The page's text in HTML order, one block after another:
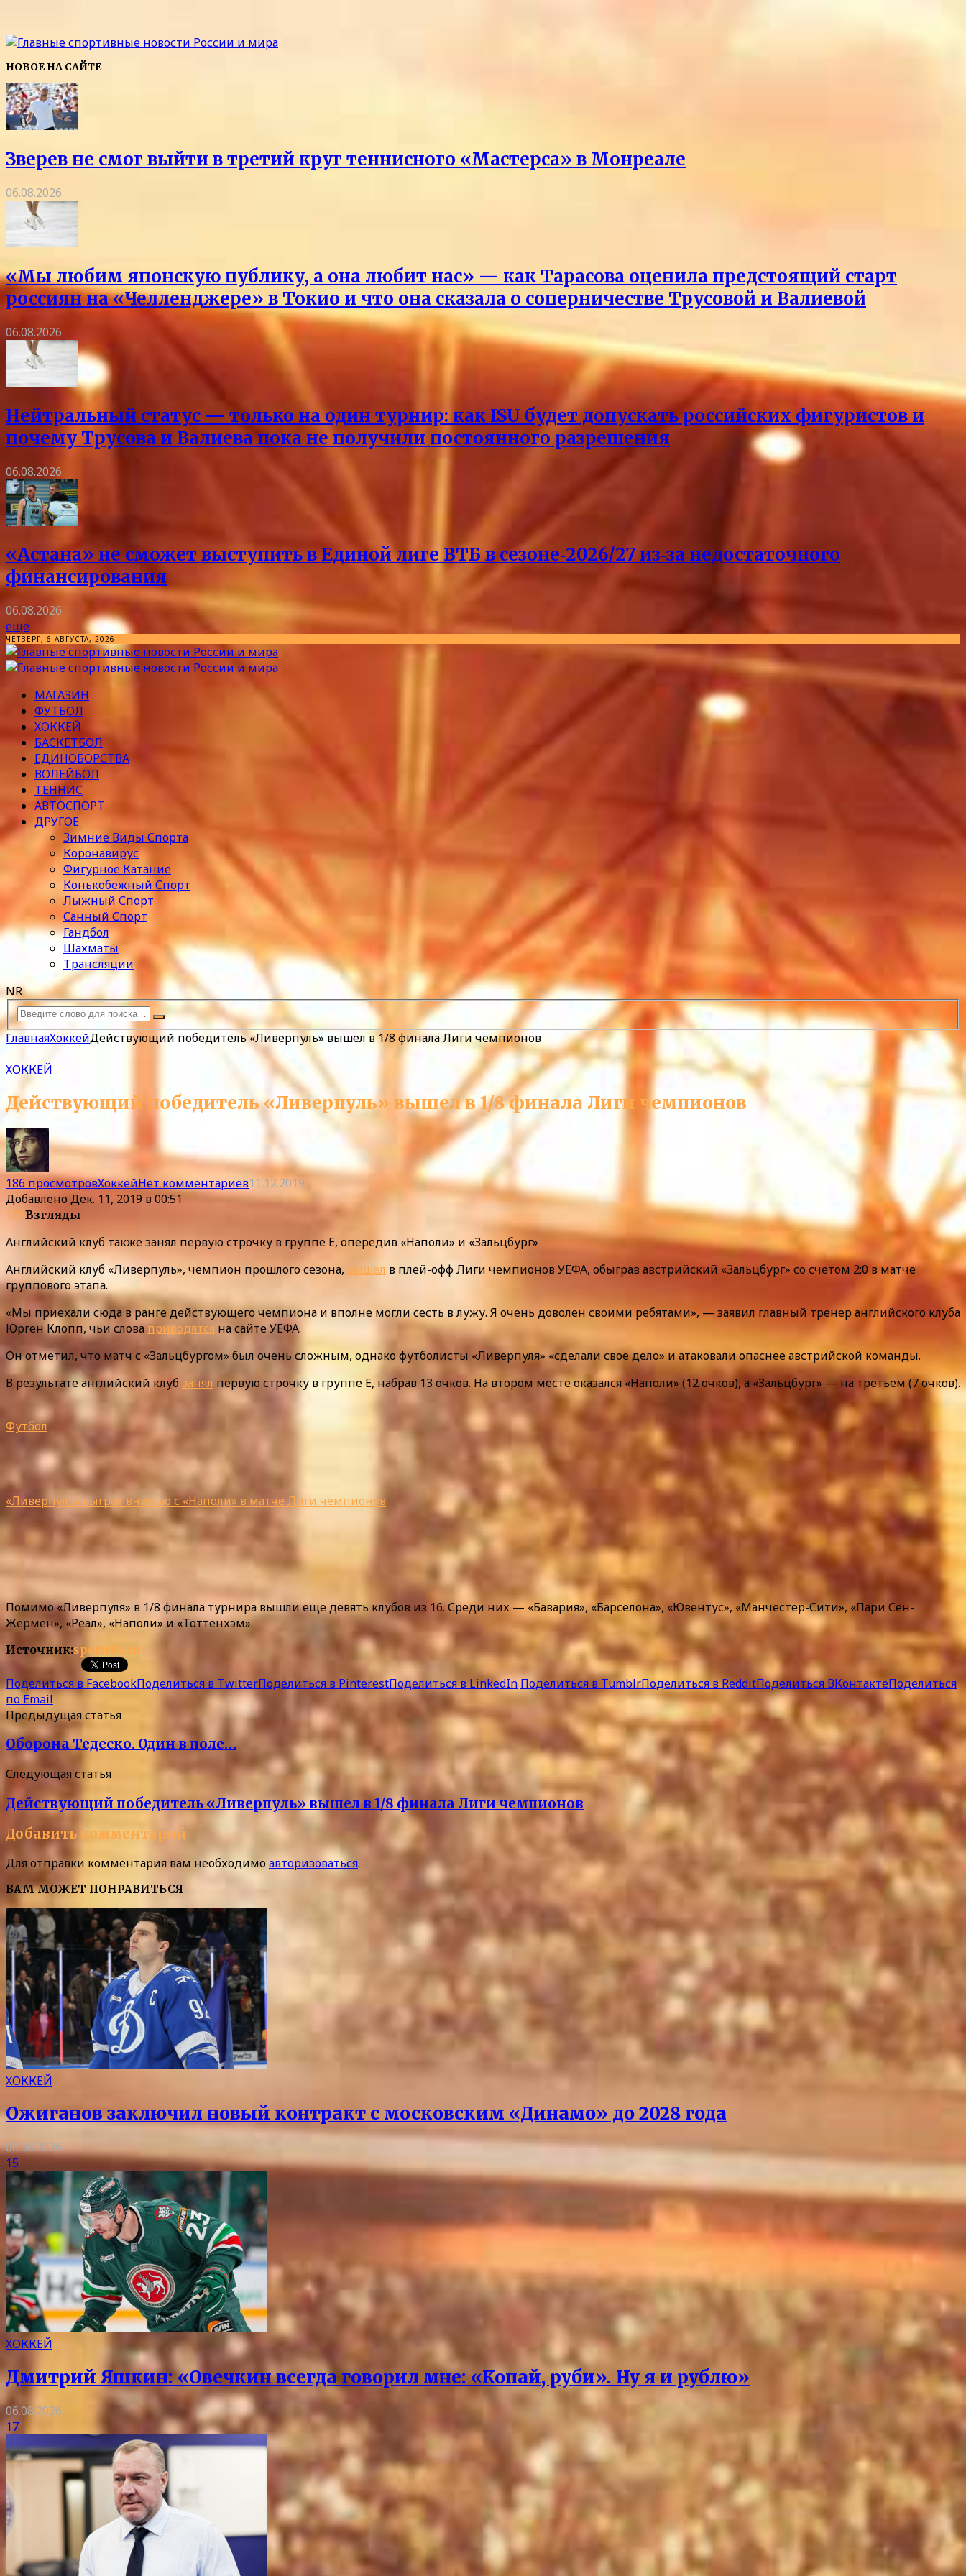
НОВОЕ НА САЙТЕ
Зверев не смог выйти в третий круг теннисного «Мастерса» в Монреале
06.08.2026
«Мы любим японскую публику, а она любит нас» — как Тарасова оценила предстоящий старт
россиян на «Челленджере» в Токио и что она сказала о соперничестве Трусовой и Валиевой
06.08.2026
Нейтральный статус — только на один турнир: как ISU будет допускать российских фигуристов и
почему Трусова и Валиева пока не получили постоянного разрешения
06.08.2026
«Астана» не сможет выступить в Единой лиге ВТБ в сезоне‑2026/27 из‑за недостаточного
финансирования
06.08.2026
еще
ЧЕТВЕРГ, 6 АВГУСТА, 2026
МАГАЗИН
ФУТБОЛ
ХОККЕЙ
БАСКЕТБОЛ
ЕДИНОБОРСТВА
ВОЛЕЙБОЛ
ТЕННИС
АВТОСПОРТ
ДРУГОЕ
Зимние Виды Спорта
Коронавирус
Фигурное Катание
Конькобежный Спорт
Лыжный Спорт
Санный Спорт
Гандбол
Шахматы
Трансляции
NR
ГлавнаяХоккейДействующий победитель «Ливерпуль» вышел в 1/8 финала Лиги чемпионов
ХОККЕЙ
Действующий победитель «Ливерпуль» вышел в 1/8 финала Лиги чемпионов
186 просмотровХоккейНет комментариев11.12.2019
ДобавленоДек. 11, 2019 в 00:51
186Взгляды
Английский клуб также занял первую строчку в группе Е, опередив «Наполи» и «Зальцбург»
Английский клуб «Ливерпуль», чемпион прошлого сезона, вышел в плей-офф Лиги чемпионов УЕФА, обыграв австрийский «Зальцбург» со счетом 2:0 в матче
группового этапа.
«Мы приехали сюда в ранге действующего чемпиона и вполне могли сесть в лужу. Я очень доволен своими ребятами», — заявил главный тренер английского клуба
Юрген Клопп, чьи словаприводятся на сайте УЕФА.
Он отметил, что матч с «Зальцбургом» был очень сложным, однако футболисты «Ливерпуля» «сделали свое дело» и атаковали опаснее австрийской команды.
В результате английский клуб занял первую строчку в группе Е, набрав 13 очков. На втором месте оказался «Наполи» (12 очков), а «Зальцбург» — на третьем (7 очков).
Футбол
«Ливерпуль» сыграл вничью с «Наполи» в матче Лиги чемпионов
Помимо «Ливерпуля» в 1/8 финала турнира вышли еще девять клубов из 16. Среди них — «Бавария», «Барселона», «Ювентус», «Манчестер-Сити», «Пари Сен-
Жермен», «Реал», «Наполи» и «Тоттенхэм».
Источник:sportrbc.ru
Поделиться в FacebookПоделиться в TwitterПоделиться в PinterestПоделиться в LinkedIn Поделиться в TumblrПоделиться в RedditПоделиться ВКонтактеПоделиться
по Email
Предыдущая статья
Оборона Тедеско. Один в поле…
Следующая статья
Действующий победитель «Ливерпуль» вышел в 1/8 финала Лиги чемпионов
Добавить комментарий
Для отправки комментария вам необходимоавторизоваться.
ВАМ МОЖЕТ ПОНРАВИТЬСЯ
ХОККЕЙ
Ожиганов заключил новый контракт с московским «Динамо» до 2028 года
06.08.2026
15
ХОККЕЙ
Дмитрий Яшкин: «Овечкин всегда говорил мне: «Копай, руби». Ну я и рублю»
06.08.2026
17